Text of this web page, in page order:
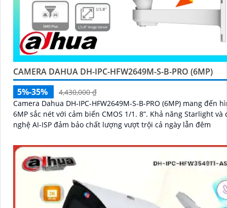
CAMERA DAHUA DH-IPC-HFW2649M-S-B-PRO (6MP)
5%-35%
4,430,000 ₫
Camera Dahua DH-IPC-HFW2649M-S-B-PRO (6MP) mang đến
6MP sắc nét với cảm biến CMOS 1/1. 8”. Khả năng Starlight và công
nghệ AI-ISP đảm bảo chất lượng vượt trội cả ngày lẫn đêm